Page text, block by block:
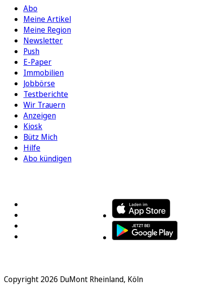
Abo
Meine Artikel
Meine Region
Newsletter
Push
E-Paper
Immobilien
Jobbörse
Testberichte
Wir Trauern
Anzeigen
Kiosk
Bütz Mich
Hilfe
Abo kündigen
Copyright 2026 DuMont Rheinland, Köln